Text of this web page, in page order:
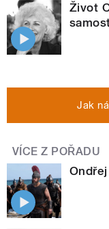
Život
Jak
VÍCE Z POŘADU